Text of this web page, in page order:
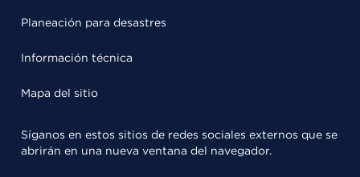
Planeación para desastres
Información técnica
Mapa del sitio
Síganos en estos sitios de redes sociales externos que se
abrirán en una nueva ventana del navegador.